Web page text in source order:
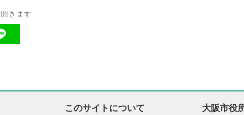
きます
このサイトについて 大阪市役